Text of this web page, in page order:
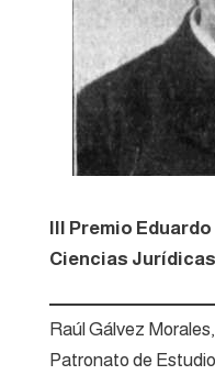
III Premio
Ciencias Jurídicas
Raúl Gálvez
Patronato de